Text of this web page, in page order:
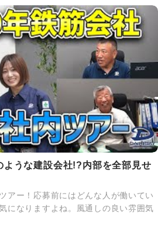
ような建設会社!?内部を全部見せ
アー！応募前にはどんな人が働いてい
になりますよね。風通しの良い雰囲気